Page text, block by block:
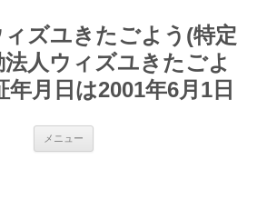
ズユきたごよう(特定
人ウィズユきたごよ
年月日は2001年6月1日
メニュー